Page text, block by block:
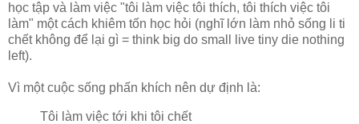
học tập và làm việc "tôi làm việc tôi thích, tôi thích việc tôi
làm" một cách khiêm tốn học hỏi (nghĩ lớn làm nhỏ sống li ti
chết không để lại gì = think big do small live tiny die nothing
left).
Vì một cuộc sống phấn khích nên dự định là:
Tôi làm việc tới khi tôi chết